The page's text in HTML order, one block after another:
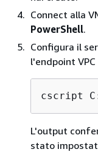
Connect alla
PowerShell.
Configura il
l'endpoint
cscript
L'output
stato